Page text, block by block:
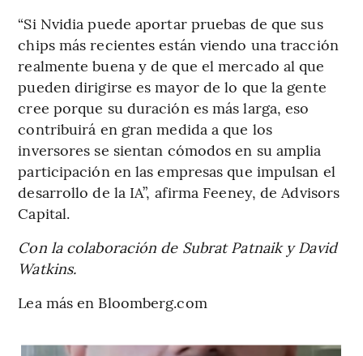
“Si Nvidia puede aportar pruebas de que sus
chips más recientes están viendo una tracción
realmente buena y de que el mercado al que
pueden dirigirse es mayor de lo que la gente
cree porque su duración es más larga, eso
contribuirá en gran medida a que los
inversores se sientan cómodos en su amplia
participación en las empresas que impulsan el
desarrollo de la IA”, afirma Feeney, de Advisors
Capital.
Con la colaboración de Subrat Patnaik y David
Watkins.
Lea más en Bloomberg.com